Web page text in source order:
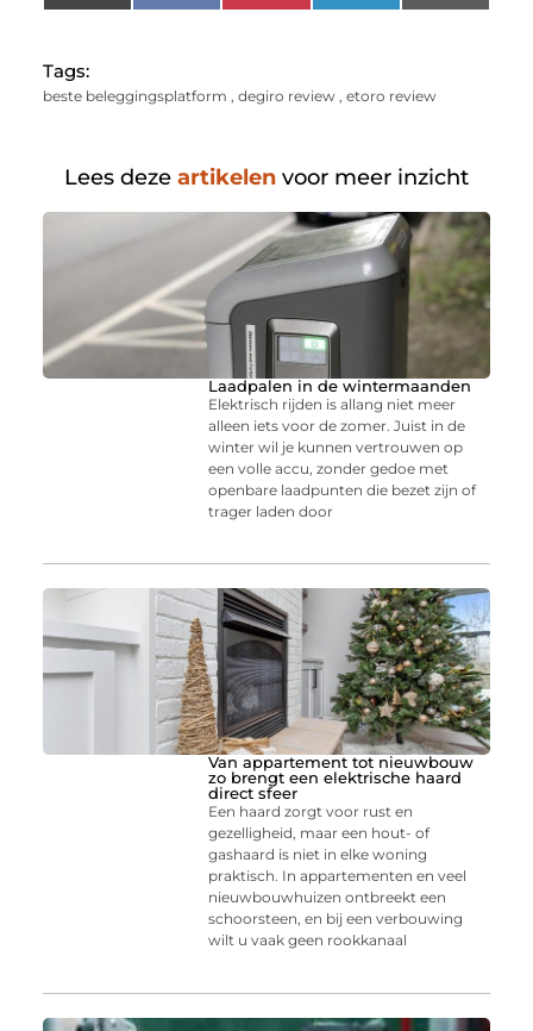
(Twitter)
Tags:
beste beleggingsplatform , degiro review, etoro review
Lees deze artikelen voor meer inzicht
Laadpalen in de wintermaanden
Elektrisch rijden is allang niet meer
alleen iets voor de zomer. Juist in de
winter wil je kunnen vertrouwen op
een volle accu, zonder gedoe met
openbare laadpunten die bezet zijn of
trager laden door
Van appartement tot nieuwbouw
zo brengt een elektrische haard
direct sfeer
Een haard zorgt voor rust en
gezelligheid, maar een hout- of
gashaard is niet in elke woning
praktisch. In appartementen en veel
nieuwbouwhuizen ontbreekt een
schoorsteen, en bij een verbouwing
wilt u vaak geen rookkanaal